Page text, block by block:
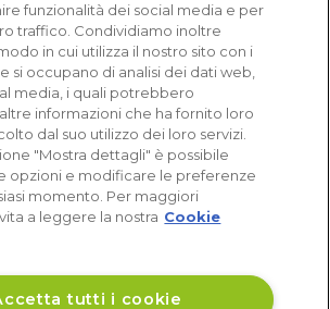
noi
verificati
funzionalità dei social media e per
traffico. Condividiamo inoltre
in cui utilizza il nostro sito con i
si occupano di analisi dei dati web,
media, i quali potrebbero
informazioni che ha fornito loro
dal suo utilizzo dei loro servizi.
"Mostra dettagli" è possibile
opzioni e modificare le preferenze
momento. Per maggiori
a leggere la nostra Cookie
tutti i cookie